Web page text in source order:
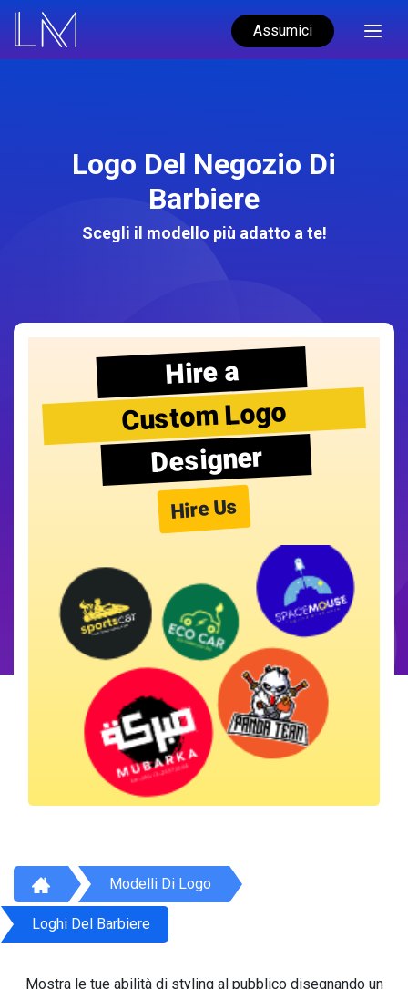
Assumici
Logo Del Negozio Di
Barbiere
Scegli il modello più adatto a te!
Hire a
Custom Logo
Designer
Hire Us
Modelli Di Logo
Loghi Del Barbiere
Mostra le tue abilità di styling al pubblico disegnando un